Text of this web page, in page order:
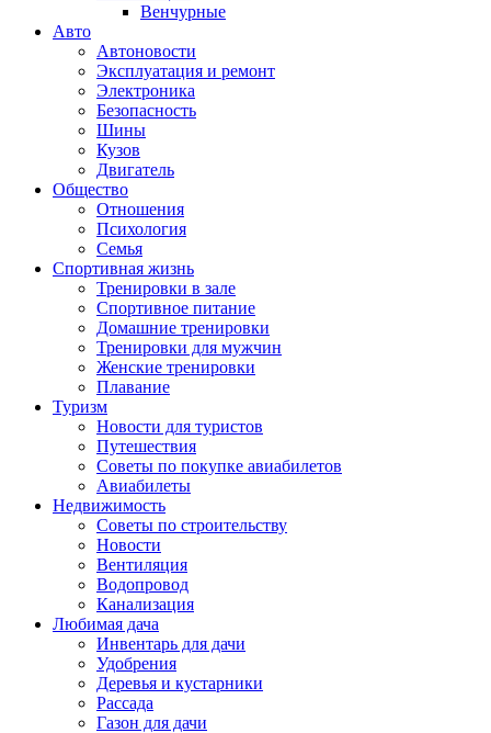
Венчурные
Авто
Автоновости
Эксплуатация и ремонт
Электроника
Безопасность
Шины
Кузов
Двигатель
Общество
Отношения
Психология
Семья
Спортивная жизнь
Тренировки в зале
Спортивное питание
Домашние тренировки
Тренировки для мужчин
Женские тренировки
Плавание
Туризм
Новости для туристов
Путешествия
Советы по покупке авиабилетов
Авиабилеты
Недвижимость
Советы по строительству
Новости
Вентиляция
Водопровод
Канализация
Любимая дача
Инвентарь для дачи
Удобрения
Деревья и кустарники
Рассада
Газон для дачи